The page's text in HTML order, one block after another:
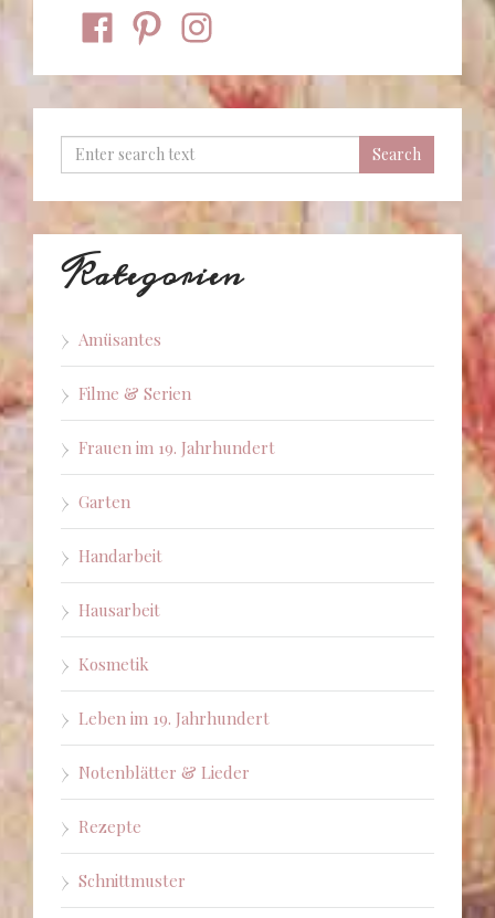
facebookpinterestinstagram
Kategorien
Amüsantes
Filme & Serien
Frauen im 19. Jahrhundert
Garten
Handarbeit
Hausarbeit
Kosmetik
Leben im 19. Jahrhundert
Notenblätter & Lieder
Rezepte
Schnittmuster